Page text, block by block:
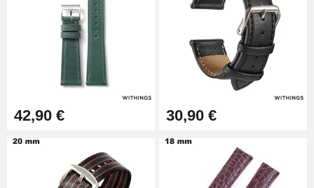
Pince à Poinçonner (pince trou)
57,42 €
Pince Trou pour Bracelet de
Kit Horlogerie Débutant
42,90 € 30,90 €